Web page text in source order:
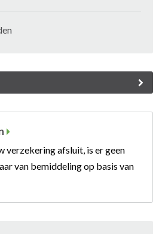
verzekering afsluit, is er geen
van bemiddeling op basis van